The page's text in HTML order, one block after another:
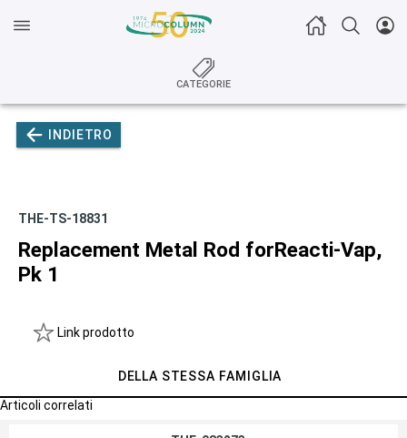
CATEGORIE
INDIETRO
THE-TS-18831
Replacement Metal Rod forReacti-Vap,
Pk 1
Link prodotto
DELLA STESSA FAMIGLIA
Articoli correlati